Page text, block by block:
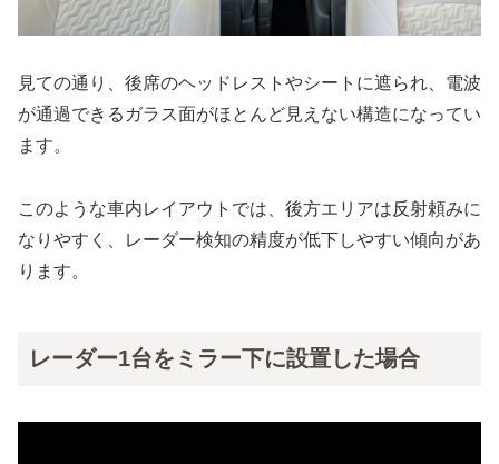
見ての通り、後席のヘッドレストやシートに遮られ、電波
が通過できるガラス面がほとんど見えない構造になってい
ます。
このような車内レイアウトでは、後方エリアは反射頼みに
なりやすく、レーダー検知の精度が低下しやすい傾向があ
ります。
レーダー1台をミラー下に設置した場合